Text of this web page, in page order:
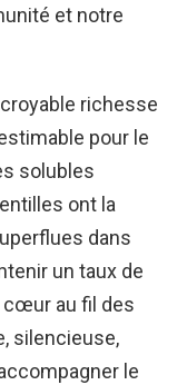
et notre
richesse
pour le
solubles
ont la
dans
un taux de
cœur au fil des
silencieuse,
le